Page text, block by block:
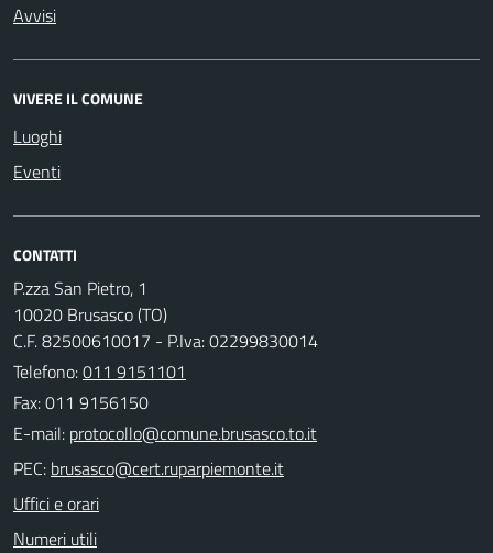
Avvisi
VIVERE IL COMUNE
Luoghi
Eventi
CONTATTI
P.zza San Pietro, 1
10020 Brusasco (TO)
C.F. 82500610017 - P.Iva: 02299830014
Telefono:011 9151101
Fax: 011 9156150
E-mail:
PEC:
Uffici e orari
Numeri utili